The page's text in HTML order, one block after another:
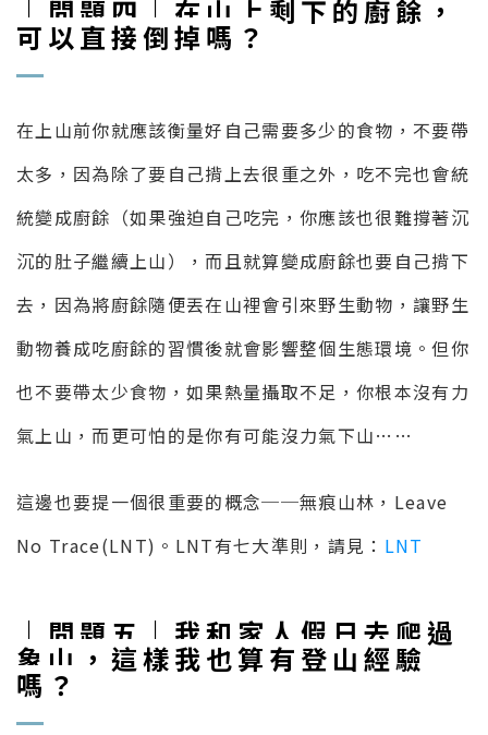
｜問題四｜在山上剩下的廚餘，
可以直接倒掉嗎？
在上山前你就應該衡量好自己需要多少的食物，不要帶
太多，因為除了要自己揹上去很重之外，吃不完也會統
統變成廚餘（如果強迫自己吃完，你應該也很難撐著沉
沉的肚子繼續上山），而且就算變成廚餘也要自己揹下
去，因為將廚餘隨便丟在山裡會引來野生動物，讓野生
動物養成吃廚餘的習慣後就會影響整個生態環境。但你
也不要帶太少食物，如果熱量攝取不足，你根本沒有力
氣上山，而更可怕的是你有可能沒力氣下山……
這邊也要提一個很重要的概念──無痕山林，Leave
No Trace(LNT)。LNT有七大準則，請見： LNT
｜問題五｜我和家人假日去爬過
象山，這樣我也算有登山經驗
嗎？